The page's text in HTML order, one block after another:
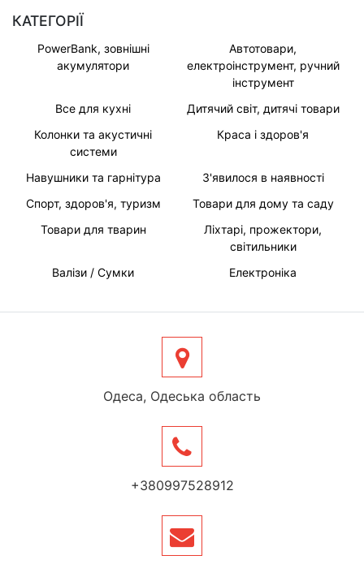
КАТЕГОРІЇ
PowerBank, зовнішні
акумулятори
Автотовари,
електроінструмент, ручний
інструмент
Все для кухні
Дитячий світ, дитячі товари
Колонки та акустичні
системи
Краса і здоров'я
Навушники та гарнітура
З'явилося в наявності
Спорт, здоров'я, туризм
Товари для дому та саду
Товари для тварин
Ліхтарі, прожектори,
світильники
Валізи / Сумки
Електроніка
Одеса, Одеська область
+380997528912